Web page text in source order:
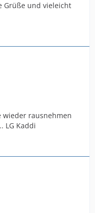
Grüße und vieleicht
wieder rausnehmen
LG Kaddi